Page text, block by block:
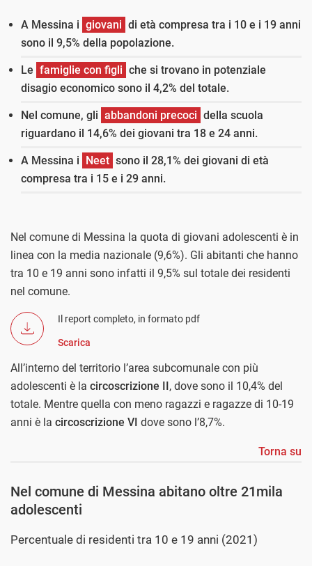
A Messina i giovani di età compresa tra i 10 e i 19 anni
sono il 9,5% della popolazione.
Le famiglie con figli che si trovano in potenziale
disagio economico sono il 4,2% del totale.
Nel comune, gli abbandoni precoci della scuola
riguardano il 14,6% dei giovani tra 18 e 24 anni.
A Messina i Neet sono il 28,1% dei giovani di età
compresa tra i 15 e i 29 anni.
Nel comune di Messina la quota di giovani adolescenti è in
linea con la media nazionale (9,6%). Gli abitanti che hanno
tra 10 e 19 anni sono infatti il 9,5% sul totale dei residenti
nel comune.
Il report completo, in formato pdf
Scarica
All’interno del territorio l’area subcomunale con più
adolescenti è la circoscrizione II, dove sono il 10,4% del
totale. Mentre quella con meno ragazzi e ragazze di 10-19
anni è la circoscrizione VI dove sono l’8,7%.
Torna su
Nel comune di Messina abitano oltre 21mila
adolescenti
Percentuale di residenti tra 10 e 19 anni (2021)